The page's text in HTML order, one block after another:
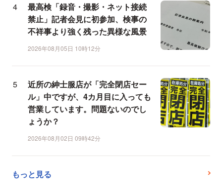
最高検「録音・撮影・ネット接続
禁止」記者会見に初参加、検事の
不祥事より強く残った異様な風景
2026年08月05日 10時12分
近所の紳士服店が「完全閉店セー
ル」中ですが、4カ月目に入っても
営業しています。問題ないのでし
ょうか？
2026年08月02日 09時42分
もっと見る